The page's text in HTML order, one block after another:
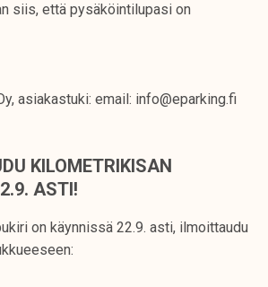
siis, että pysäköintilupasi on
asiakastuki: email: info@eparking.fi
KILOMETRIKISAN
ASTI!
on käynnissä 22.9. asti, ilmoittaudu